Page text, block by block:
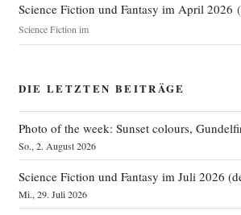
Science Fiction und Fantasy im April 2026 (
Science Fiction im
DIE LETZTEN BEITRÄGE
Photo of the week: Sunset colours,
So., 2. August 2026
Science Fiction und Fantasy im Juli 2026
Mi., 29. Juli 2026